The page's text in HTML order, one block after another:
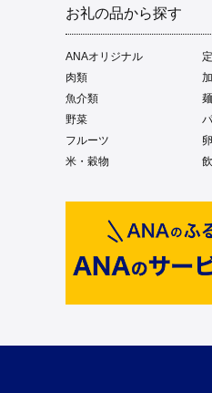
お礼の品から探す
ANAオリジナル
肉類
魚介類
野菜
フルーツ
米・穀物